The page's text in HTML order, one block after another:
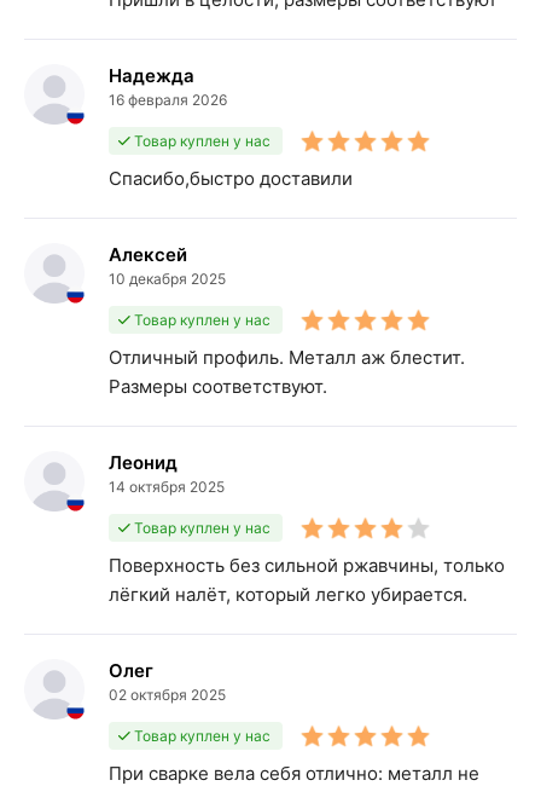
Надежда
16 февраля 2026
Товар куплен у нас
Спасибо,быстро доставили
Алексей
10 декабря 2025
Товар куплен у нас
Отличный профиль. Металл аж блестит.
Размеры соответствуют.
Леонид
14 октября 2025
Товар куплен у нас
Поверхность без сильной ржавчины, только
лёгкий налёт, который легко убирается.
Олег
02 октября 2025
Товар куплен у нас
При сварке вела себя отлично: металл не